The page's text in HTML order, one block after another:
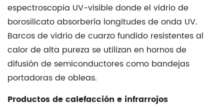
espectroscopia UV-visible donde el vidrio de
borosilicato absorbería longitudes de onda UV.
Barcos de vidrio de cuarzo fundido resistentes al
calor de alta pureza se utilizan en hornos de
difusión de semiconductores como bandejas
portadoras de obleas.
Productos de calefacción e infrarrojos